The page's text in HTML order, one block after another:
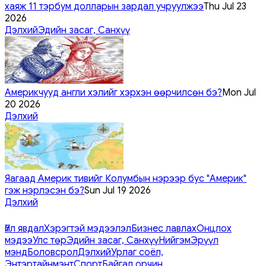
хаяж 11 тэрбум долларын зардал учруулжээThu Jul 23
2026
ДэлхийЭдийн засаг, Санхүү
Америкчууд англи хэлийг хэрхэн өөрчилсөн бэ?Mon Jul
20 2026
Дэлхий
Яагаад Америк тивийг Колумбын нэрээр бус "Америк"
гэж нэрлэсэн бэ?Sun Jul 19 2026
Дэлхий
Үйл явдалХэрэгтэй мэдээлэлБизнес лавлахОнцлох
мэдээУлс төрЭдийн засаг, СанхүүНийгэмЭрүүл
мэндБоловсролДэлхийУрлаг соёл,